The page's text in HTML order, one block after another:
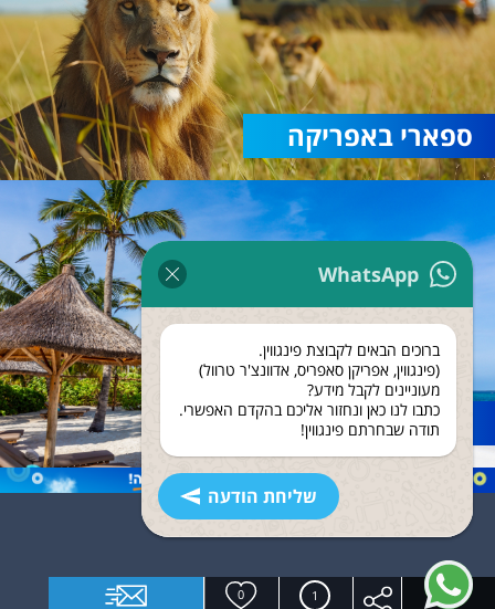
1
0
WhatsApp
ברוכים הבאים לקבוצת פינגווין.
(פינגווין, אפריקן סאפריס, אדוונצ'ר טרוול)
מעוניינים לקבל מידע?
כתבו לנו כאן ונחזור אליכם בהקדם האפשרי.
תודה שבחרתם פינגווין!
שליחת הודעה
ספארי באפריקה
נופש בזנזיבר